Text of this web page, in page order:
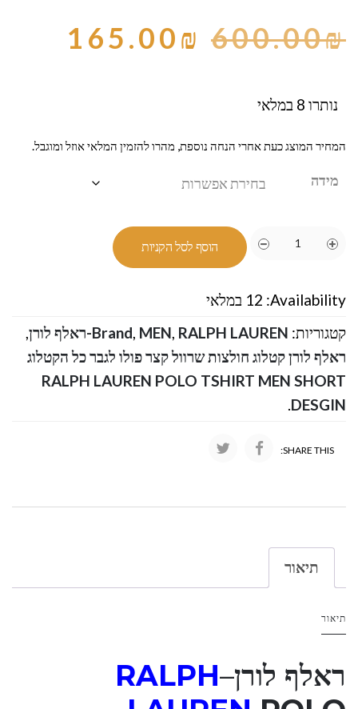
600.00₪
165.00₪
נותרו 8 במלאי
המחיר המוצג כעת אחרי הנחה נוספת, מהרו להזמין המלאי אוזל ומוגבל.
מידה
הוסף לסל הקניות
Availability: 12 במלאי
קטגוריות:
Brand, MEN, RALPH LAUREN-ראלף לורן
,
ראלף לורן קטלוג חולצות שרוול קצר פולו לגבר כל הקטלוג
RALPH LAUREN POLO TSHIRT MEN SHORT
DESGIN
.
SHARE THIS:
תיאור
תיאור
ראלף לורן–
RALPH